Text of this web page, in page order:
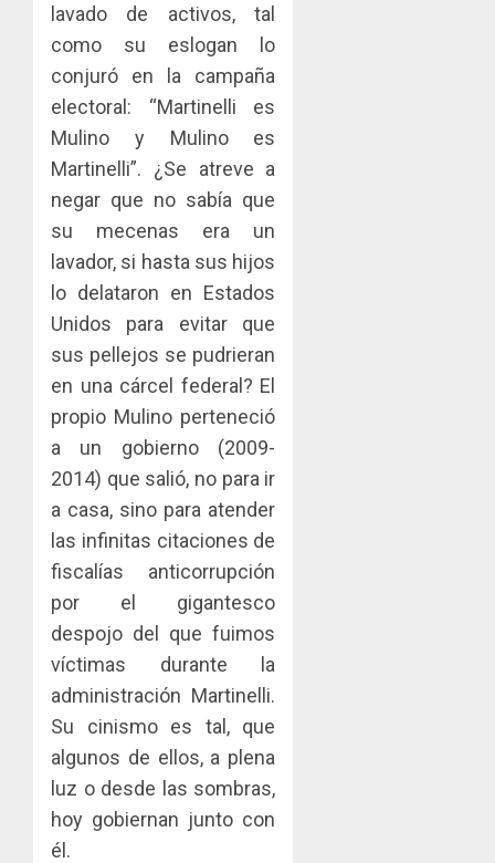
lavado de activos, tal
como su eslogan lo
conjuró en la campaña
electoral: “Martinelli es
Mulino y Mulino es
Martinelli”. ¿Se atreve a
negar que no sabía que
su mecenas era un
lavador, si hasta sus hijos
lo delataron en Estados
Unidos para evitar que
sus pellejos se pudrieran
en una cárcel federal? El
propio Mulino perteneció
a un gobierno (2009-
2014) que salió, no para ir
a casa, sino para atender
las infinitas citaciones de
fiscalías anticorrupción
por el gigantesco
despojo del que fuimos
víctimas durante la
administración Martinelli.
Su cinismo es tal, que
algunos de ellos, a plena
luz o desde las sombras,
hoy gobiernan junto con
él.